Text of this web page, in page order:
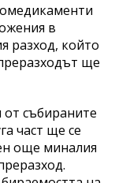
в
разход, който
ще
събираните
част ще се
още миналия